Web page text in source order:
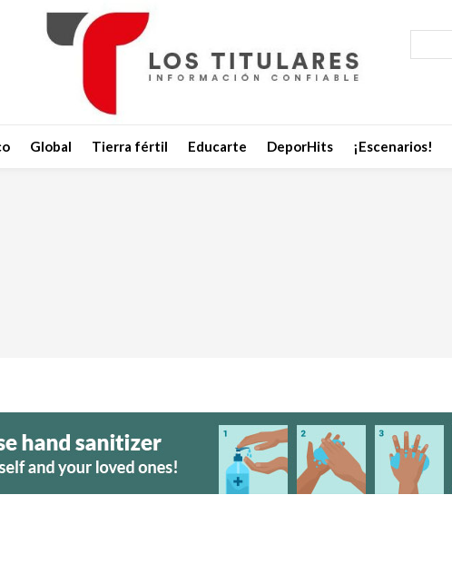
Global Tierra fértil Educarte DeporHits ¡Escenarios!